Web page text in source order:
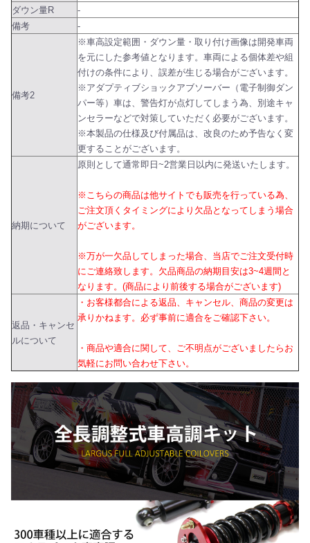
ダウン量R
-
備考
-
備考2
※車高設定範囲・ダウン量・取り付け画像は開発車両
を元にした参考値となります。車両による個体差や組
付けの条件により、誤差が生じる場合がございます。
※アダプティブショックアブソーバー（電子制御ダン
パー等）車は、警告灯が点灯してしまう為、別途キャ
ンセラーなどで対策していただく必要がございます。
※本製品の仕様及び付属品は、改良のため予告なく変
更することがございます。
納期について
原則として通常即日~2営業日以内に発送いたします。
※こちらの商品は他サイトでも販売を行っている為、
ご注文頂くタイミングにより欠品となってしまう場合
がございます。
※万が一欠品してしまった場合、当店でご注文受付時
にご連絡致します。欠品商品の納期目安は3~4週間と
なります。(商品により前後する場合がございます)
返品・キャンセ
ルについて
・お客様都合による返品、キャンセル、商品の変更は
承りかねます。必ず事前に適合をご確認下さい。
・商品や適合に関して、ご不明点がございましたらお
気軽にお問い合わせ下さい。